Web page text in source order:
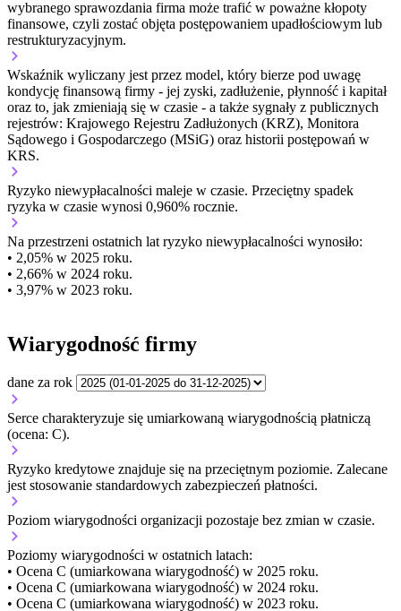
wybranego sprawozdania firma może trafić w poważne kłopoty
finansowe, czyli zostać objęta postępowaniem upadłościowym lub
restrukturyzacyjnym.
Wskaźnik wyliczany jest przez model, który bierze pod uwagę
kondycję finansową firmy - jej zyski, zadłużenie, płynność i kapitał
oraz to, jak zmieniają się w czasie - a także sygnały z publicznych
rejestrów: Krajowego Rejestru Zadłużonych (KRZ), Monitora
Sądowego i Gospodarczego (MSiG) oraz historii postępowań w
KRS.
Ryzyko niewypłacalności maleje w czasie. Przeciętny spadek
ryzyka w czasie wynosi 0,960% rocznie.
Na przestrzeni ostatnich lat ryzyko niewypłacalności wynosiło:
• 2,05% w 2025 roku.
• 2,66% w 2024 roku.
• 3,97% w 2023 roku.
Wiarygodność firmy
dane za rok
Serce charakteryzuje się umiarkowaną wiarygodnością płatniczą
(ocena: C).
Ryzyko kredytowe znajduje się na przeciętnym poziomie. Zalecane
jest stosowanie standardowych zabezpieczeń płatności.
Poziom wiarygodności organizacji pozostaje bez zmian w czasie.
Poziomy wiarygodności w ostatnich latach:
• Ocena C (umiarkowana wiarygodność) w 2025 roku.
• Ocena C (umiarkowana wiarygodność) w 2024 roku.
• Ocena C (umiarkowana wiarygodność) w 2023 roku.